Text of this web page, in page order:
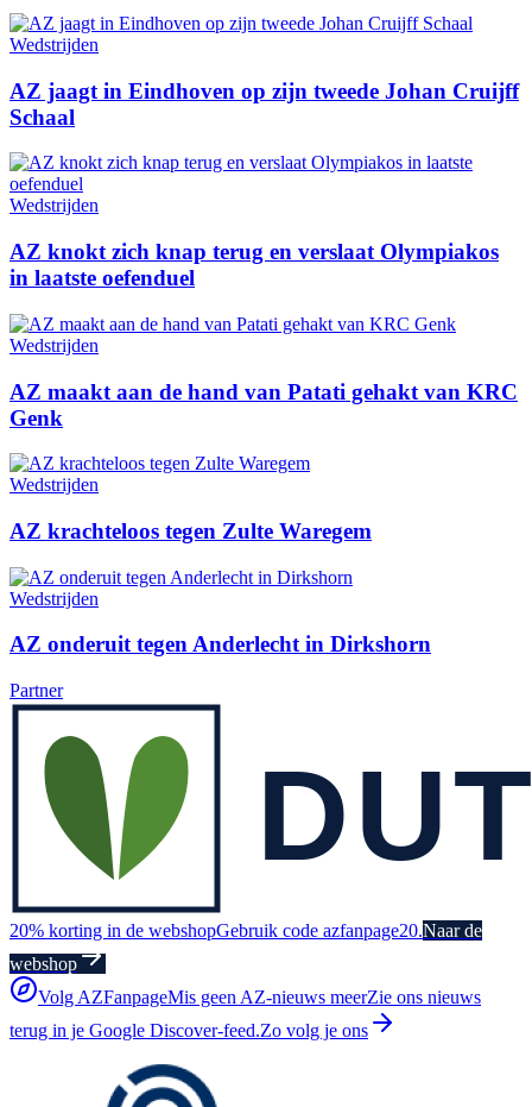
Wedstrijden
AZ jaagt in Eindhoven op zijn tweede Johan Cruijff
Schaal
Wedstrijden
AZ knokt zich knap terug en verslaat Olympiakos
in laatste oefenduel
Wedstrijden
AZ maakt aan de hand van Patati gehakt van KRC
Genk
Wedstrijden
AZ krachteloos tegen Zulte Waregem
Wedstrijden
AZ onderuit tegen Anderlecht in Dirkshorn
Partner
20% korting in de webshopGebruik code azfanpage20.Naar de
webshop
Volg AZFanpageMis geen AZ-nieuws meerZie ons nieuws
terug in je Google Discover-feed.Zo volg je ons